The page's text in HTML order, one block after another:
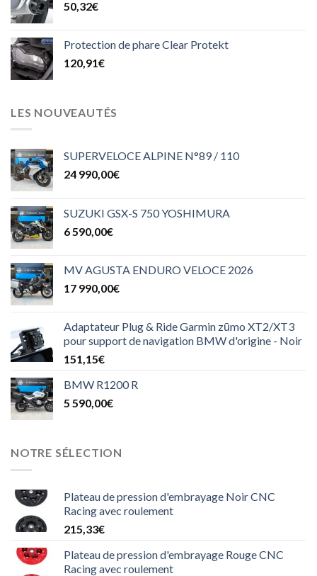
50,32€
Protection de phare Clear Protekt
120,91€
LES NOUVEAUTÉS
SUPERVELOCE ALPINE N°89 / 110
24 990,00€
SUZUKI GSX-S 750 YOSHIMURA
6 590,00€
MV AGUSTA ENDURO VELOCE 2026
17 990,00€
Adaptateur Plug & Ride Garmin zūmo XT2/XT3
pour support de navigation BMW d'origine - Noir
151,15€
BMW R1200 R
5 590,00€
NOTRE SÉLECTION
Plateau de pression d'embrayage Noir CNC
Racing avec roulement
215,33€
Plateau de pression d'embrayage Rouge CNC
Racing avec roulement